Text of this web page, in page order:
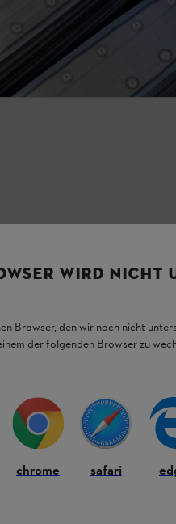
per coprire un'ampia
rapporto tra peso e durata.
WIRD NICHT
Browser, den wir noch nicht
der folgenden Browser zu
chrome safari